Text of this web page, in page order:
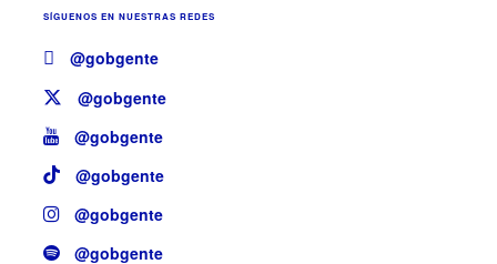
SÍGUENOS EN NUESTRAS REDES
@gobgente
@gobgente
@gobgente
@gobgente
@gobgente
@gobgente